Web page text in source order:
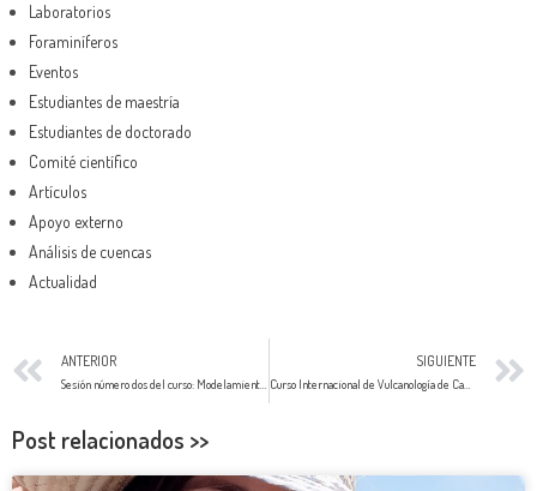
Laboratorios
Foraminíferos
Eventos
Estudiantes de maestría
Estudiantes de doctorado
Comité científico
Artículos
Apoyo externo
Análisis de cuencas
Actualidad
ANTERIOR SIGUIENTE
Curso Internacional de Vulcanología de Campo, cuarta edición
Post relacionados >>